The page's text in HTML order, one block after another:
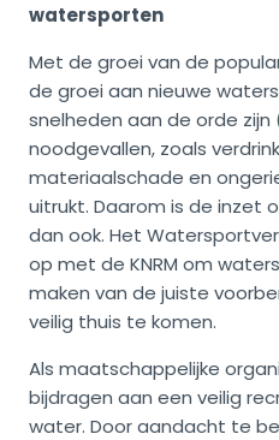
watersporten
Met de groei van de
de groei aan nieuwe
snelheden aan de orde
noodgevallen, zoals
materiaalschade en
uitrukt. Daarom is de inzet
dan ook. Het
op met de KNRM om
maken van de juiste
veilig thuis te komen.
Als maatschappelijke
bijdragen aan een veilig
water. Door aandacht te